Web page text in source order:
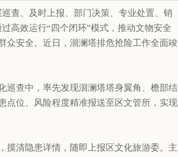
查、及时上报、部门决策、专业处置、销
高效运行“四个闭环”模式，推动文物安全
众安全。近日，洄澜塔排危抢险工作全面竣
巡查中，率先发现洄澜塔塔身翼角、檐部结
点位、风险程度精准报送至区文管所，实现
摸清隐患详情，随即上报区文化旅游委。主